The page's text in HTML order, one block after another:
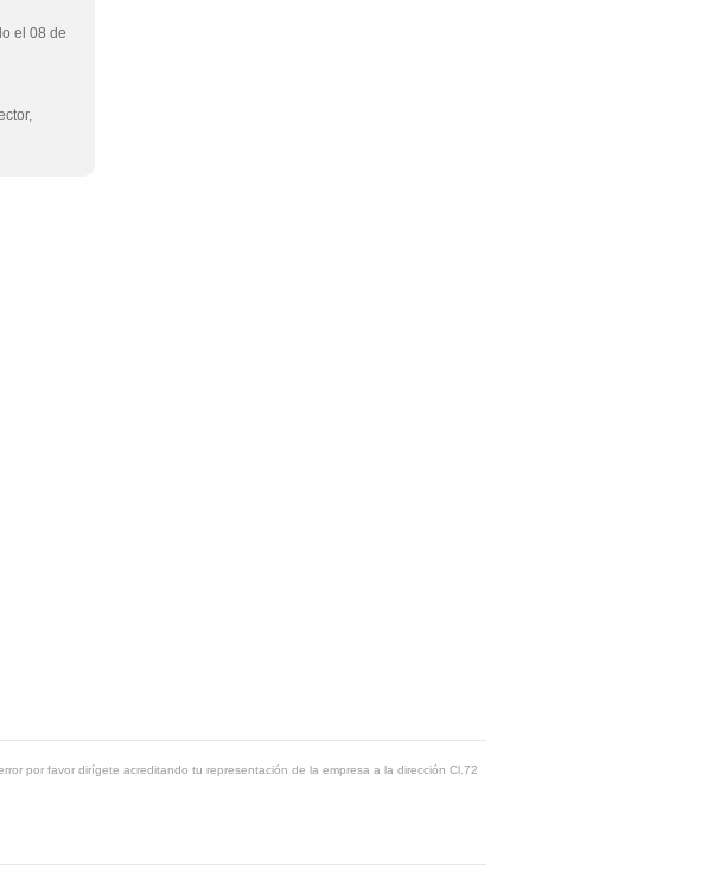
el 08 de
por favor dirígete acreditando tu representación de la empresa a la dirección Cl.72